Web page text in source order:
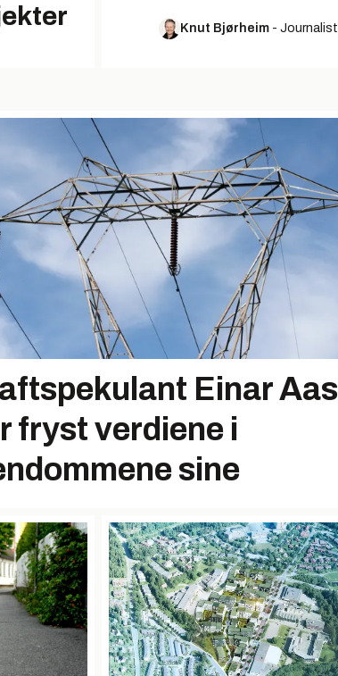
Knut Bjørheim- Journalist
Einar Aas
fryst verdiene i
sine